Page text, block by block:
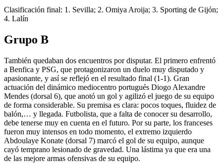
Clasificación final: 1. Sevilla; 2. Omiya Aroija; 3. Sporting de Gijón;
4. Lalín
Grupo B
También quedaban dos encuentros por disputar. El primero enfrentó
a Benfica y PSG, que protagonizaron un duelo muy disputado y
apasionante, y así se reflejó en el resultado final (1-1). Gran
actuación del dinámico mediocentro portugués Diogo Alexandre
Mendes (dorsal 6), que anotó un gol y agilizó el juego de su equipo
de forma considerable. Su premisa es clara: pocos toques, fluidez de
balón,… y llegada. Futbolista, que a falta de conocer su desarrollo,
debe tenerse muy en cuenta en el futuro. Por su parte, los franceses
fueron muy intensos en todo momento, el extremo izquierdo
Abdoulaye Konate (dorsal 7) marcó el gol de su equipo, aunque
cayó temprano lesionado de gravedad. Una lástima ya que era una
de las mejore armas ofensivas de su equipo.